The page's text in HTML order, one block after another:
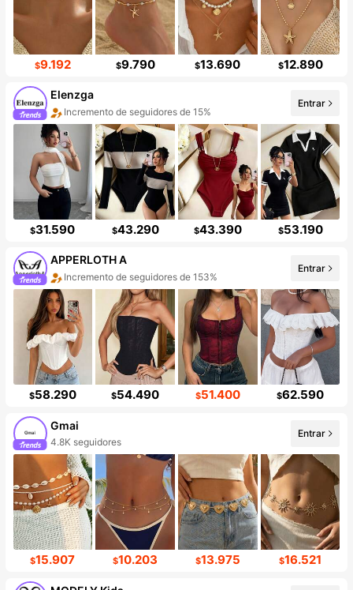
$9.192 $9.790 $13.690 $12.890
Elenzga
Incremento de seguidores de 15%
Entrar
$31.590 $43.290 $43.390 $53.190
APPERLOTH A
Incremento de seguidores de 153%
Entrar
$58.290 $54.490 $51.400 $62.590
Gmai
4.8K seguidores
Entrar
$15.907 $10.203 $13.975 $16.521